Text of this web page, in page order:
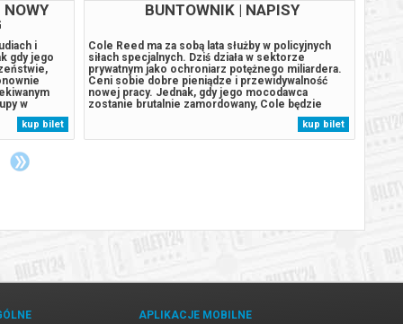
i
gdy jego
w
na adres...
kup bilet
BUNTOWNIK | NAPISY
Cole Reed ma za sobą lata służby w policyjnych
siłach specjalnych. Dziś działa w sektorze
prywatnym jako ochroniarz potężnego miliardera.
Ceni sobie dobre pieniądze i przewidywalność
nowej pracy. Jednak, gdy jego mocodawca
zostanie brutalnie zamordowany, Cole będzie
musiał znów stanąć do walki z potężnym wrogiem.
Ścigając zabójców trafi na trop międzynarodowego
spisku handlarzy ludźmi, który sięga...
kup bilet
APLIKACJE MOBILNE